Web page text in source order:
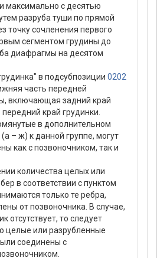
максимально с десятью
разруба туши по прямой
точку сочленения первого
сегментом грудины до
диафрагмы на десятом
в подсубпозиции 0202
часть передней
включающая задний край
передний край грудинки.
в дополнительном
– ж) к данной группе, могут
как с позвоночником, так и
количества целых или
в соответствии с пунктом
только те ребра,
от позвоночника. В случае,
отсутствует, то следует
целые или разрубленные
соединены с